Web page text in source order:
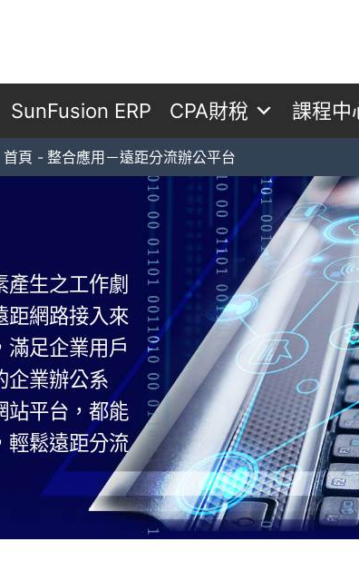
SunFusion ERP CPA財稅 課程中
首頁 整合應用－遠距分流辦公平台
生之工作劇
距網路接入來
滿足企業用戶
企業辦公系
站平台，都能
輕鬆遠距分流